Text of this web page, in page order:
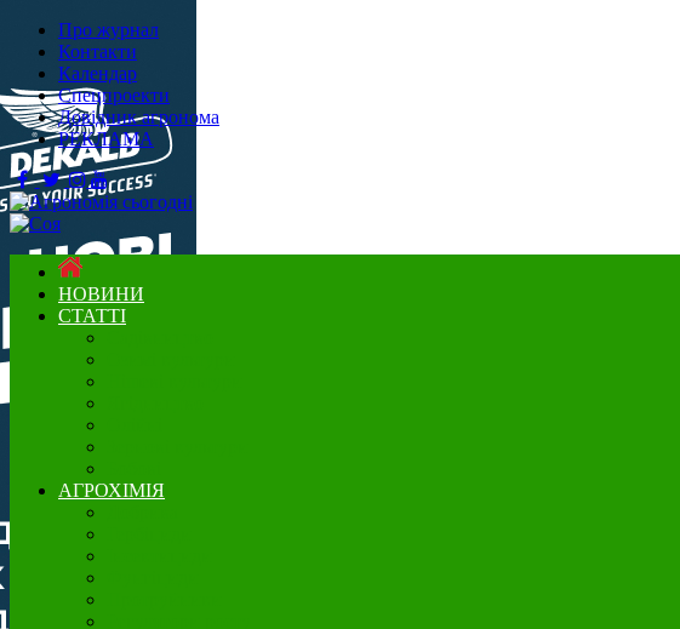
Про журнал
Контакти
Календар
Спецпроекти
Довідник агронома
РЕКЛАМА
НОВИНИ
СТАТТІ
АГРОХІМІЯ